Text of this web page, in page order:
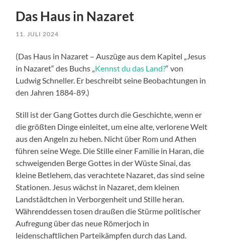
Das Haus in Nazaret
11. JULI 2024
(Das Haus in Nazaret – Auszüge aus dem Kapitel „Jesus
in Nazaret“ des Buchs „Kennst du das Land?“ von
Ludwig Schneller. Er beschreibt seine Beobachtungen in
den Jahren 1884-89.)
Still ist der Gang Gottes durch die Geschichte, wenn er
die größten Dinge einleitet, um eine alte, verlorene Welt
aus den Angeln zu heben. Nicht über Rom und Athen
führen seine Wege. Die Stille einer Familie in Haran, die
schweigenden Berge Gottes in der Wüste Sinai, das
kleine Betlehem, das verachtete Nazaret, das sind seine
Stationen. Jesus wächst in Nazaret, dem kleinen
Landstädtchen in Verborgenheit und Stille heran.
Währenddessen tosen draußen die Stürme politischer
Aufregung über das neue Römerjoch in
leidenschaftlichen Parteikämpfen durch das Land.